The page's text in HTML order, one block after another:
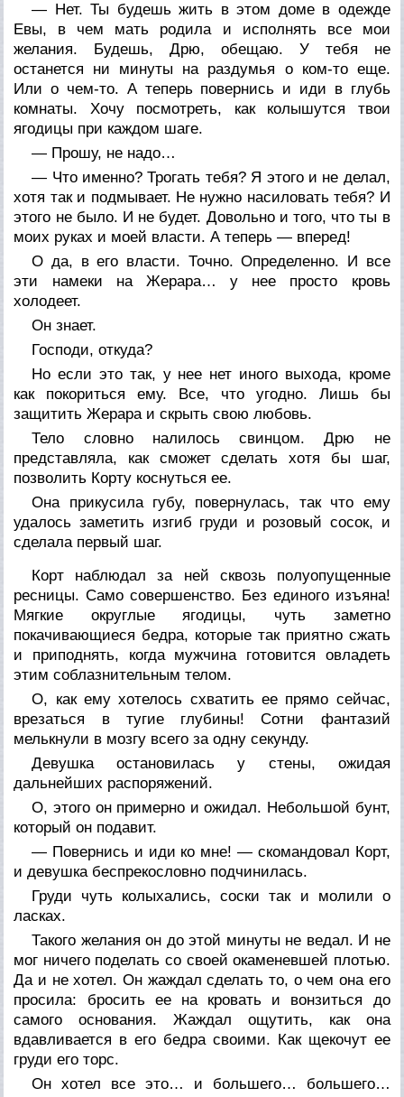
— Нет. Ты будешь жить в этом доме в одежде
Евы, в чем мать родила и исполнять все мои
желания. Будешь, Дрю, обещаю. У тебя не
останется ни минуты на раздумья о ком-то еще.
Или о чем-то. А теперь повернись и иди в глубь
комнаты. Хочу посмотреть, как колышутся твои
ягодицы при каждом шаге.
— Прошу, не надо…
— Что именно? Трогать тебя? Я этого и не делал,
хотя так и подмывает. Не нужно насиловать тебя? И
этого не было. И не будет. Довольно и того, что ты в
моих руках и моей власти. А теперь — вперед!
О да, в его власти. Точно. Определенно. И все
эти намеки на Жерара… у нее просто кровь
холодеет.
Он знает.
Господи, откуда?
Но если это так, у нее нет иного выхода, кроме
как покориться ему. Все, что угодно. Лишь бы
защитить Жерара и скрыть свою любовь.
Тело словно налилось свинцом. Дрю не
представляла, как сможет сделать хотя бы шаг,
позволить Корту коснуться ее.
Она прикусила губу, повернулась, так что ему
удалось заметить изгиб груди и розовый сосок, и
сделала первый шаг.
Корт наблюдал за ней сквозь полуопущенные
ресницы. Само совершенство. Без единого изъяна!
Мягкие округлые ягодицы, чуть заметно
покачивающиеся бедра, которые так приятно сжать
и приподнять, когда мужчина готовится овладеть
этим соблазнительным телом.
О, как ему хотелось схватить ее прямо сейчас,
врезаться в тугие глубины! Сотни фантазий
мелькнули в мозгу всего за одну секунду.
Девушка остановилась у стены, ожидая
дальнейших распоряжений.
О, этого он примерно и ожидал. Небольшой бунт,
который он подавит.
— Повернись и иди ко мне! — скомандовал Корт,
и девушка беспрекословно подчинилась.
Груди чуть колыхались, соски так и молили о
ласках.
Такого желания он до этой минуты не ведал. И не
мог ничего поделать со своей окаменевшей плотью.
Да и не хотел. Он жаждал сделать то, о чем она его
просила: бросить ее на кровать и вонзиться до
самого основания. Жаждал ощутить, как она
вдавливается в его бедра своими. Как щекочут ее
груди его торс.
Он хотел все это… и большего… большего…